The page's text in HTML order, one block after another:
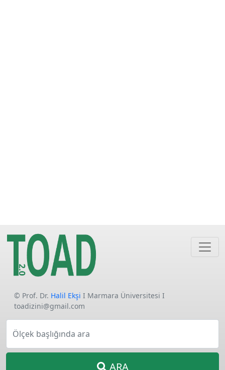
© Prof. Dr. Halil Ekşi I Marmara Üniversitesi I
toadizini@gmail.com
Ölçek başlığında ara
ARA